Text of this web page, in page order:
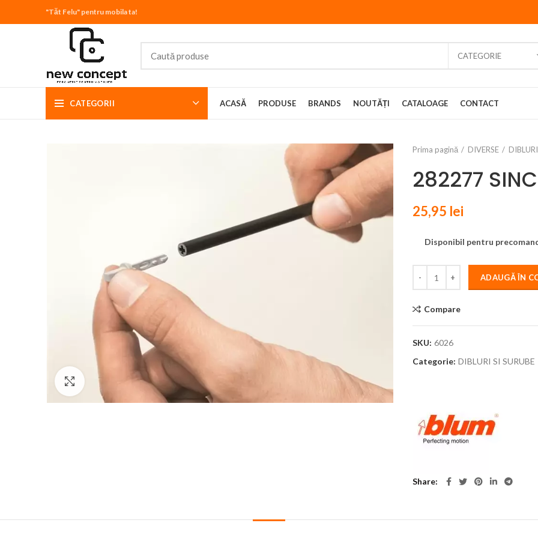
"Tăt Felu" pentru mobila ta!
CATEGORIE
CATEGORII ACASĂ PRODUSE BRANDS NOUTĂȚI CATALOAGE CONTACT
Click to enlarge
Prima pagină DIVERSE
282277
25,95 lei
Disponibil pentru
ADAUGĂ ÎN
Compare
SKU: 6026
Categorie: DIBLURI SI SURUBE
Share